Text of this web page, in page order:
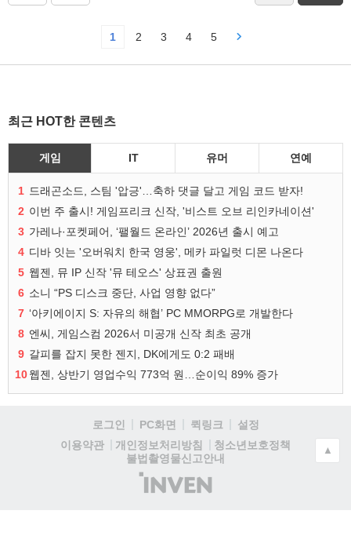
1 2 3 4 5
최근 HOT한 콘텐츠
게임 IT 유머 연예
1 드래곤소드, 스팀 '압긍'…축하 댓글 달고 게임 코드 받자!
2 이번 주 출시! 게임프리크 신작, '비스트 오브 리인카네이션'
3 가레나·포켓페어, ‘팰월드 온라인’ 2026년 출시 예고
4 디바 잇는 '오버워치 한국 영웅', 메카 파일럿 디몬 나온다
5 웹젠, 뮤 IP 신작 '뮤 테오스' 상표권 출원
6 소니 “PS 디스크 중단, 사업 영향 없다”
7 ‘아키에이지 S: 자유의 해협’ PC MMORPG로 개발한다
8 엔씨, 게임스컴 2026서 미공개 신작 최초 공개
9 갈피를 잡지 못한 젠지, DK에게도 0:2 패배
10웹젠, 상반기 영업수익 773억 원…순이익 89% 증가
로그인 PC화면 퀵링크
설정
이용약관
개인정보처리방침
청소년보호정책
불법촬영물신고안내
(주)
인
▲